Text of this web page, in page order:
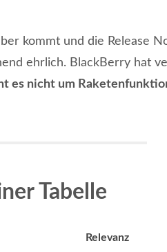
kommt und die Release
ehrlich. BlackBerry hat
es nicht um
Tabelle
Relevanz